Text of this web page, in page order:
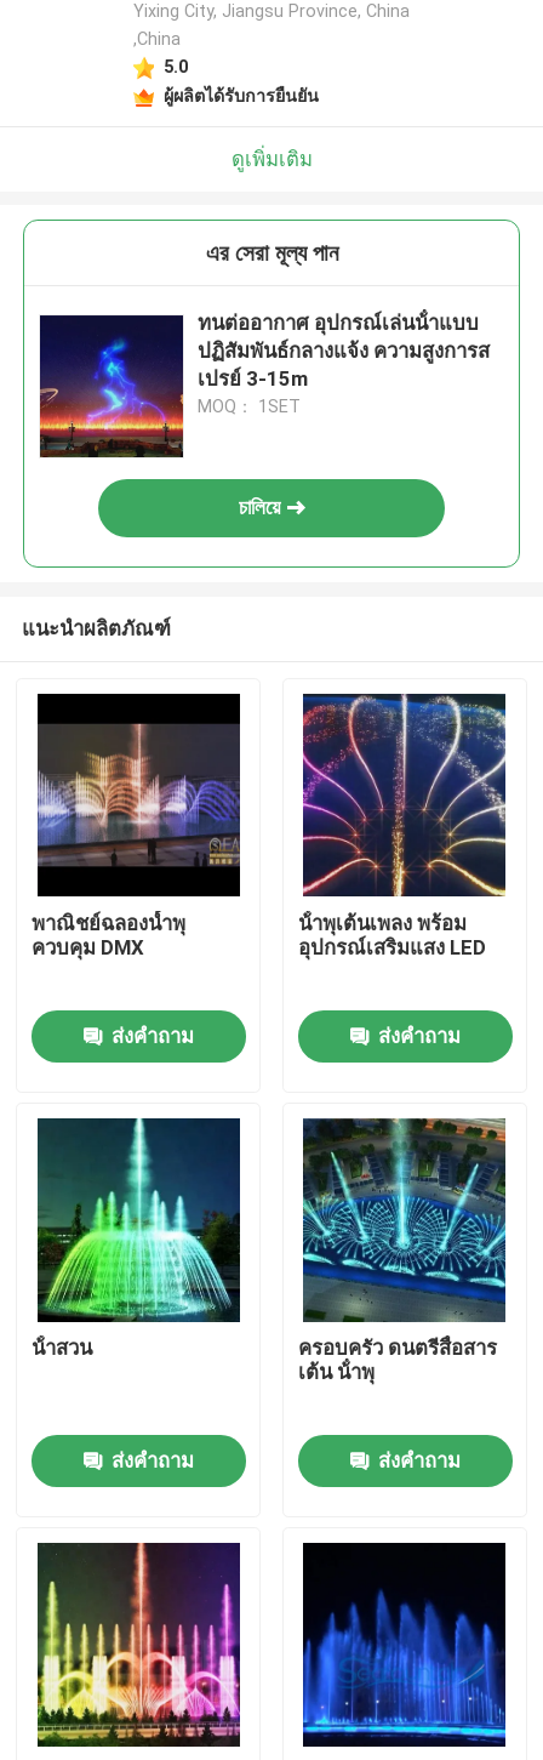
บ้าน
เกี่ยวกับเรา
ทัวร์โรงงาน
ควบคุมคุณภาพ
ติดต่อเรา
น้ำพุลอยน้ำ
น้ําพุทะเลสาบ
น้ำพุดนตรี
Yixing City, Jiangsu Province, China
,China
5.0
ผู้ผลิตได้รับการยืนยัน
ดูเพิ่มเติม
এর সেরা মূল্য পান
ทนต่ออากาศ อุปกรณ์เล่นน้ําแบบ
ปฏิสัมพันธ์กลางแจ้ง ความสูงการส
เปรย์ 3-15m
MOQ： 1SET
চালিয়ে
แนะนำผลิตภัณฑ์
พาณิชย์ฉลองน้ำพุ
ควบคุม DMX
ส่งคำถาม
น้ําพุเต้นเพลง พร้อม
อุปกรณ์เสริมแสง LED
ส่งคำถาม
น้ําสวน
ส่งคำถาม
ครอบครัว ดนตรีสื่อสาร
เต้น น้ําพุ
ส่งคำถาม